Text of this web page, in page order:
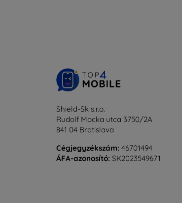
Shield-Sk s.r.o.
Rudolf Mocka utca 3750/2A
841 04 Bratislava
Cégjegyzékszám: 46701494
ÁFA-azonosító: SK2023549671